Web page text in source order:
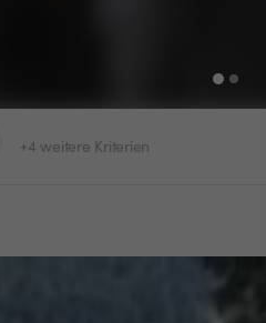
+4 weitere Kriterien